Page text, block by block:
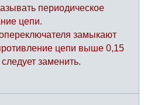
периодическое
цепи.
замыкают
цепи выше 0,15
заменить.